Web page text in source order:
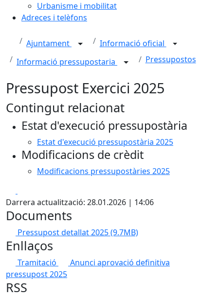
Urbanisme i mobilitat
Adreces i telèfons
Ajuntament
Informació oficial
Informació pressupostaria
Pressupostos
Pressupost Exercici 2025
Contingut relacionat
Estat d'execució pressupostària
Estat d'execució pressupostària 2025
Modificacions de crèdit
Modificacions pressupostàries 2025
Darrera actualització: 28.01.2026 | 14:06
Documents
Pressupost detallat 2025(9.7MB)
Enllaços
Tramitació
Anunci aprovació definitiva
pressupost 2025
RSS